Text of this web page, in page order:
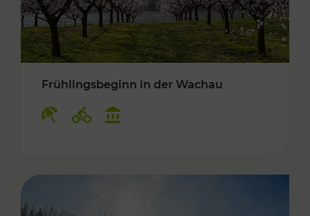
Frühlingsbeginn in der Wachau